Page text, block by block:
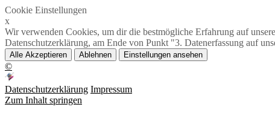
Cookie Einstellungen
x
Wir verwenden Cookies, um dir die bestmögliche Erfahrung auf
Datenschutzerklärung, am Ende von Punkt "3. Datenerfassung auf
Alle Akzeptieren Ablehnen Einstellungen ansehen
©
Datenschutzerklärung Impressum
Zum Inhalt springen